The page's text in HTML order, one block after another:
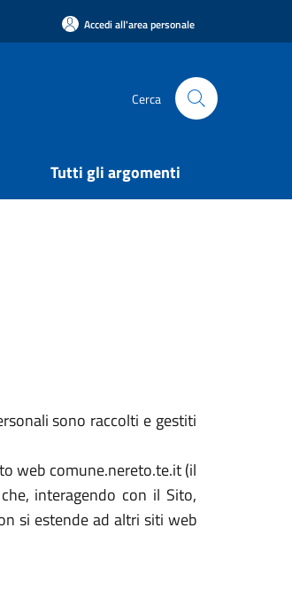
Accedi all'area personale
Cerca
Tutti gli argomenti
sono raccolti e gestiti
web comune.nereto.te.it (il
interagendo con il Sito,
si estende ad altri siti web